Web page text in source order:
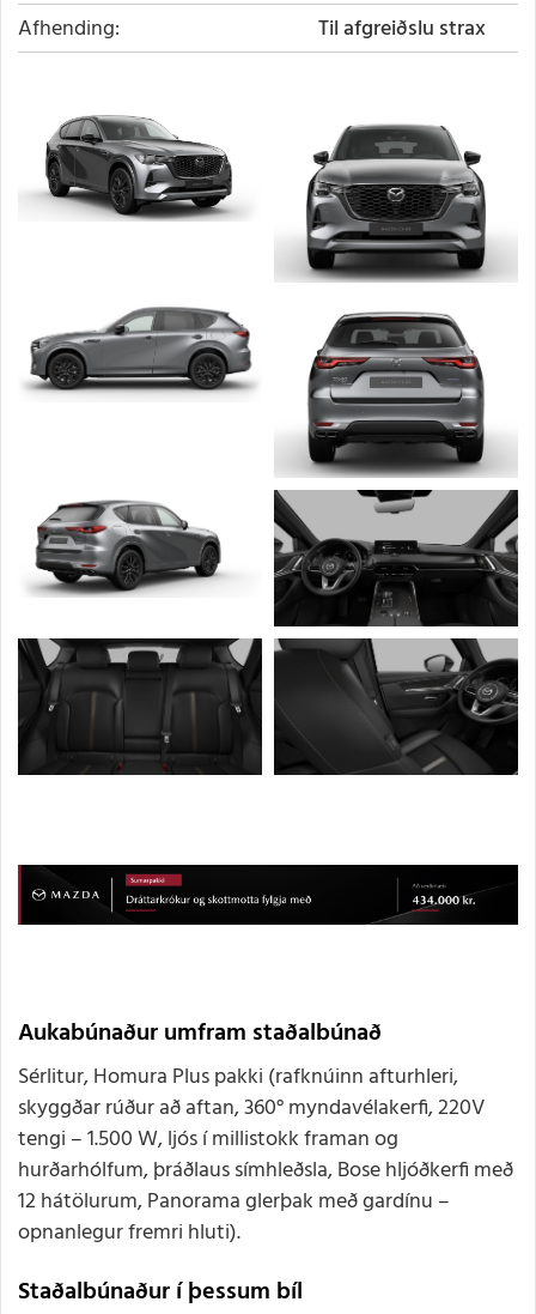
Afhending
Til afgreiðslu strax
Aukabúnaður umfram staðalbúnað
Sérlitur, Homura Plus pakki (rafknúinn afturhleri,
skyggðar rúður að aftan, 360° myndavélakerfi, 220V
tengi – 1.500 W, ljós í millistokk framan og
hurðarhólfum, þráðlaus símhleðsla, Bose hljóðkerfi með
12 hátölurum, Panorama glerþak með gardínu –
opnanlegur fremri hluti).
Staðalbúnaður í þessum bíl